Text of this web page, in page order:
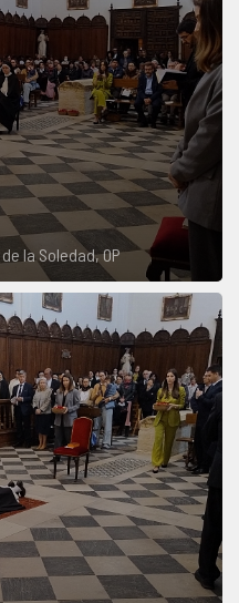
la Soledad, OP